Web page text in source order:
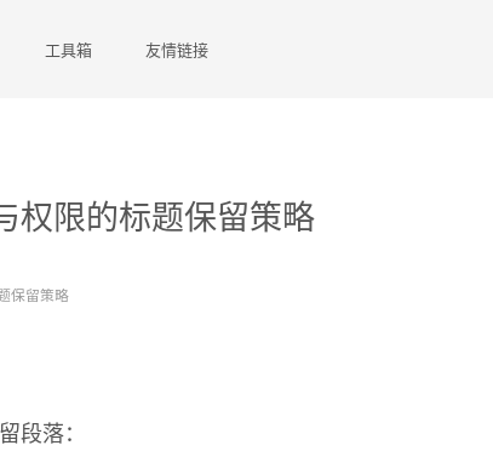
工具箱 友情链接
权限的标题保留策略
保留策略
段落：